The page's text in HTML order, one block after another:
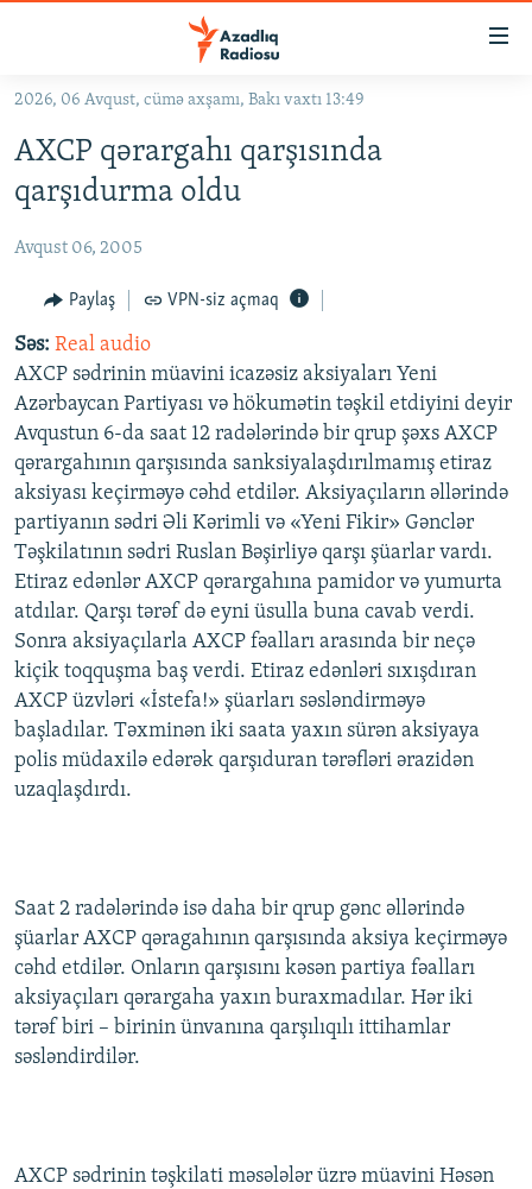
Əsas
qayıt
Əsas
naviqasiyaya
qayıt
KORRUPSIOMETR
#ƏSLINDƏ
FƏRQƏ BAX
QANUNI DOĞRU
ARAŞDIRMA
MULTIMEDIA
VIDEO
FOTOQALEREYA
İNFOQRAFIKA
KARIKATURA
RADIO ARXIV
OXU ZALI
AZƏRBAYCAN ƏDƏBIYYATI KITABXANASI
İSLAM VƏ DEMOKRATIYA
İZ - MƏDƏNIYYƏT PROQRAMI
HAQQIMIZDA
MISSIYAMIZ
PEŞƏ ETIKASI VƏ JURNALISTIKA STANDARTLARIMIZ
MATERIALLARIMIZDAN ISTIFADƏ
AZADLIQRADIOSU MOBIL TELEFONUNUZDA
BIZIMLƏ ƏLAQƏ
XƏBƏR BÜLLETENLƏRIMIZ
BIZI IZLƏ
RFE/RL-in bütün saytları
2026, 06 Avqust, cümə axşamı, Bakı vaxtı 13:49
AXCP qərargahı qarşısında
qarşıdurma oldu
Avqust 06, 2005
Paylaş VPN-siz açmaq
Səs: Real audio
AXCP sədrinin müavini icazəsiz aksiyaları Yeni
Azərbaycan Partiyası və hökumətin təşkil etdiyini deyir
Avqustun 6-da saat 12 radələrində bir qrup şəxs AXCP
qərargahının qarşısında sanksiyalaşdırılmamış etiraz
aksiyası keçirməyə cəhd etdilər. Aksiyaçıların əllərində
partiyanın sədri Əli Kərimli və «Yeni Fikir» Gənclər
Təşkilatının sədri Ruslan Bəşirliyə qarşı şüarlar vardı.
Etiraz edənlər AXCP qərargahına pamidor və yumurta
atdılar. Qarşı tərəf də eyni üsulla buna cavab verdi.
Sonra aksiyaçılarla AXCP fəalları arasında bir neçə
kiçik toqquşma baş verdi. Etiraz edənləri sıxışdıran
AXCP üzvləri «İstefa!» şüarları səsləndirməyə
başladılar. Təxminən iki saata yaxın sürən aksiyaya
polis müdaxilə edərək qarşıduran tərəfləri ərazidən
uzaqlaşdırdı.
Saat 2 radələrində isə daha bir qrup gənc əllərində
şüarlar AXCP qəragahının qarşısında aksiya keçirməyə
cəhd etdilər. Onların qarşısını kəsən partiya fəalları
aksiyaçıları qərargaha yaxın buraxmadılar. Hər iki
tərəf biri – birinin ünvanına qarşılıqılı ittihamlar
səsləndirdilər.
AXCP sədrinin təşkilati məsələlər üzrə müavini Həsən